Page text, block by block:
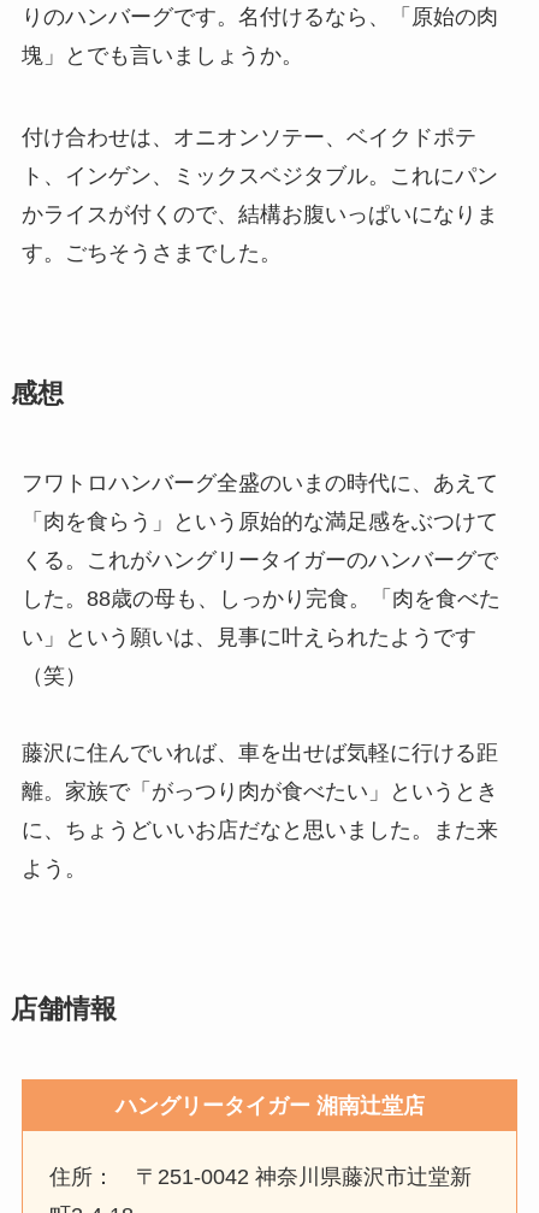
りのハンバーグです。名付けるなら、「原始の肉
塊」とでも言いましょうか。
付け合わせは、オニオンソテー、ベイクドポテ
ト、インゲン、ミックスベジタブル。これにパン
かライスが付くので、結構お腹いっぱいになりま
す。ごちそうさまでした。
感想
フワトロハンバーグ全盛のいまの時代に、あえて
「肉を食らう」という原始的な満足感をぶつけて
くる。これがハングリータイガーのハンバーグで
した。88歳の母も、しっかり完食。「肉を食べた
い」という願いは、見事に叶えられたようです
（笑）
藤沢に住んでいれば、車を出せば気軽に行ける距
離。家族で「がっつり肉が食べたい」というとき
に、ちょうどいいお店だなと思いました。また来
よう。
店舗情報
ハングリータイガー 湘南辻堂店
住所： 〒251-0042 神奈川県藤沢市辻堂新